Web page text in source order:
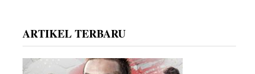
ARTIKEL TERBARU